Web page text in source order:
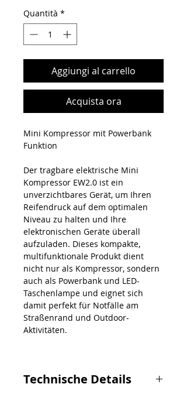
Quantità *
Aggiungi al carrello
Acquista ora
Mini Kompressor mit Powerbank
Funktion
Der tragbare elektrische Mini
Kompressor EW2.0 ist ein
unverzichtbares Gerät, um Ihren
Reifendruck auf dem optimalen
Niveau zu halten und Ihre
elektronischen Geräte überall
aufzuladen. Dieses kompakte,
multifunktionale Produkt dient
nicht nur als Kompressor, sondern
auch als Powerbank und LED-
Taschenlampe und eignet sich
damit perfekt für Notfälle am
Straßenrand und Outdoor-
Aktivitäten.
Technische Details